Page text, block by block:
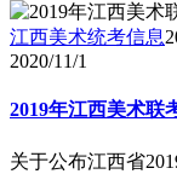
江西美术统考信息
2020/11/1
2019年江西美术联
关于公布江西省